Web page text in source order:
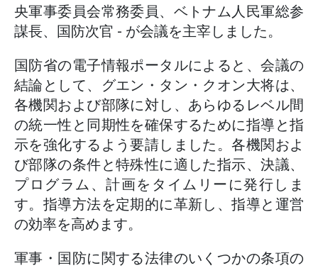
央軍事委員会常務委員、ベトナム人民軍総参
謀長、国防次官 - が会議を主宰しました。
国防省の電子情報ポータルによると、会議の
結論として、グエン・タン・クオン大将は、
各機関および部隊に対し、あらゆるレベル間
の統一性と同期性を確保するために指導と指
示を強化するよう要請しました。各機関およ
び部隊の条件と特殊性に適した指示、決議、
プログラム、計画をタイムリーに発行しま
す。指導方法を定期的に革新し、指導と運営
の効率を高めます。
軍事・国防に関する法律のいくつかの条項の